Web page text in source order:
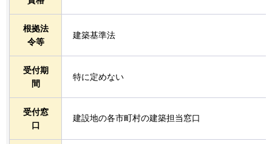
根拠法
令等
建築基準法
受付期
間
特に定めない
受付窓
口
建設地の各市町村の建築担当窓口